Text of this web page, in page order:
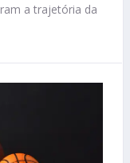
a trajetória da